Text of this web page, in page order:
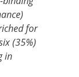
for
(35%)
in